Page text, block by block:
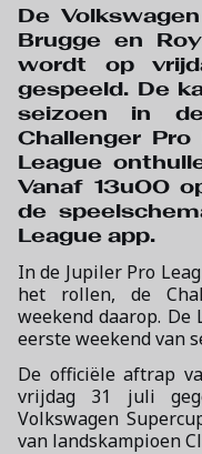
De
Brugge en
wordt op
gespeeld. De
seizoen in
Challenger
League
Vanaf 13u00
de
League app.
In de Jupiler Pro
het rollen, de
weekend daarop.
eerste weekend van
De officiële aftrap
vrijdag 31 juli
Volkswagen
van landskampioen